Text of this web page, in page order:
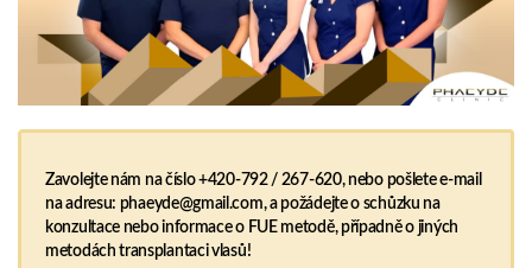
Zavolejte nám na číslo +420-792 / 267-620, nebo pošlete e-mail
na adresu: phaeyde@gmail.com, a požádejte o schůzku na
konzultace nebo informace o FUE metodě, případně o jiných
metodách transplantaci vlasů!